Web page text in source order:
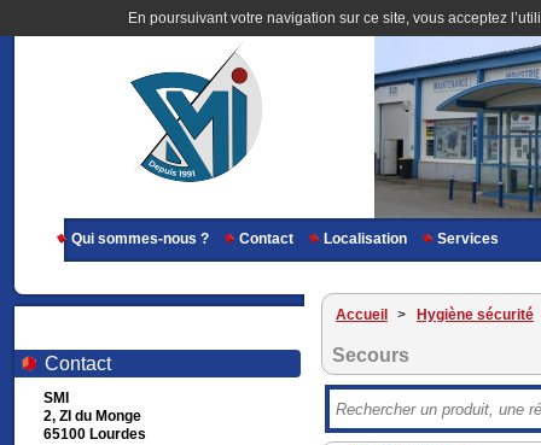
En poursuivant votre navigation sur ce site, vous acceptez
Qui sommes-nous ? Contact Localisation Services
Contact
SMI
2, ZI du Monge
65100 Lourdes
Accueil > Hygiène sécurité
Secours